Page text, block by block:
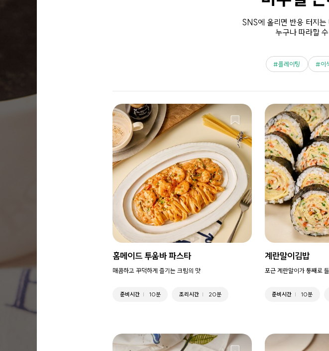
SNS에 올리면 반응 터지는
누구나 따라할
플레이팅 이
홈메이드 투움바 파스타
매콤하고 꾸덕하게 즐기는 크림의 맛
준비시간 10분 조리시간 20분
계란말이김밥
포근 계란말이가 통째로
준비시간 10분